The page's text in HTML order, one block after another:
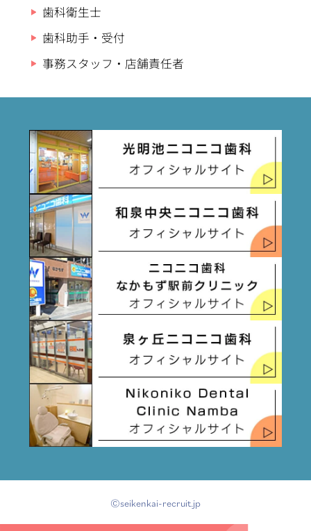
歯科衛生士
歯科助手・受付
事務スタッフ・店舗責任者
©seikenkai-recruit.jp